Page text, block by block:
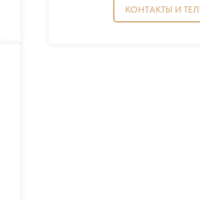
КОНТАКТЫ И